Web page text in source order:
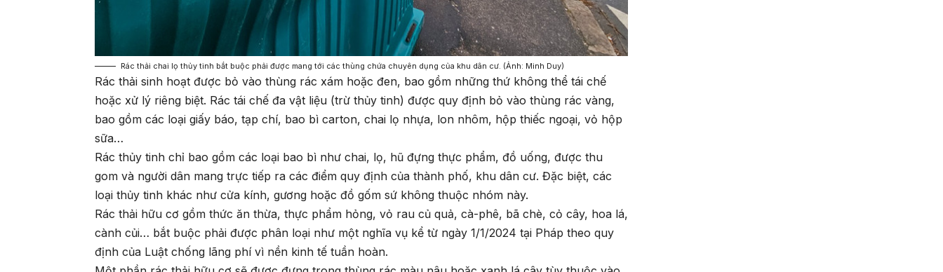
Rác thải chai lọ thủy tinh bắt buộc phải được mang tới các thùng chứa chuyên dụng của khu dân cư. (Ảnh: Minh Duy)
Rác thải sinh hoạt được bỏ vào thùng rác xám hoặc đen, bao gồm những thứ không thể tái chế
hoặc xử lý riêng biệt. Rác tái chế đa vật liệu (trừ thủy tinh) được quy định bỏ vào thùng rác vàng,
bao gồm các loại giấy báo, tạp chí, bao bì carton, chai lọ nhựa, lon nhôm, hộp thiếc ngoại, vỏ hộp
sữa…
Rác thủy tinh chỉ bao gồm các loại bao bì như chai, lọ, hũ đựng thực phẩm, đồ uống, được thu
gom và người dân mang trực tiếp ra các điểm quy định của thành phố, khu dân cư. Đặc biệt, các
loại thủy tinh khác như cửa kính, gương hoặc đồ gốm sứ không thuộc nhóm này.
Rác thải hữu cơ gồm thức ăn thừa, thực phẩm hỏng, vỏ rau củ quả, cà-phê, bã chè, cỏ cây, hoa lá,
cành củi… bắt buộc phải được phân loại như một nghĩa vụ kể từ ngày 1/1/2024 tại Pháp theo quy
định của Luật chống lãng phí vì nền kinh tế tuần hoàn.